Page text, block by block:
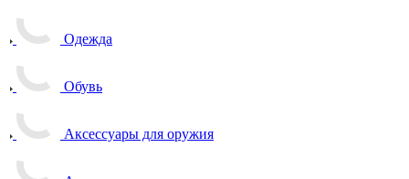
Одежда
Обувь
Аксессуары для оружия